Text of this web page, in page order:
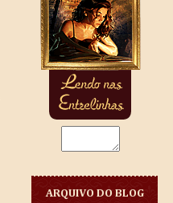
ARQUIVO DO BLOG